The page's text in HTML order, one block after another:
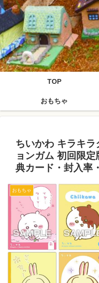
TOP
おもちゃ
ちいかわ キラキ
ョンガム 初回限
典カード・封入率
おもちゃ